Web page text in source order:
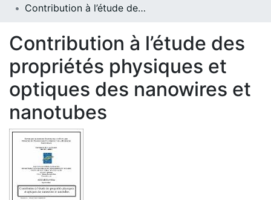
Statistics
Contribution à l’étude des propriétés physiques et optiques des nanowires et nanotubes
Contribution à l’étude des
propriétés physiques et
optiques des nanowires et
nanotubes